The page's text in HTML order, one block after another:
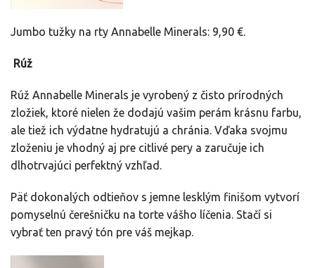
Jumbo tužky na rty Annabelle Minerals: 9,90 €.
Rúž
Rúž Annabelle Minerals je vyrobený z čisto prírodných
zložiek, ktoré nielen že dodajú vašim perám krásnu farbu,
ale tiež ich výdatne hydratujú a chránia. Vďaka svojmu
zloženiu je vhodný aj pre citlivé pery a zaručuje ich
dlhotrvajúci perfektný vzhľad.
Päť dokonalých odtieňov s jemne lesklým finišom vytvorí
pomyselnú čerešničku na torte vášho líčenia. Stačí si
vybrať ten pravý tón pre váš mejkap.